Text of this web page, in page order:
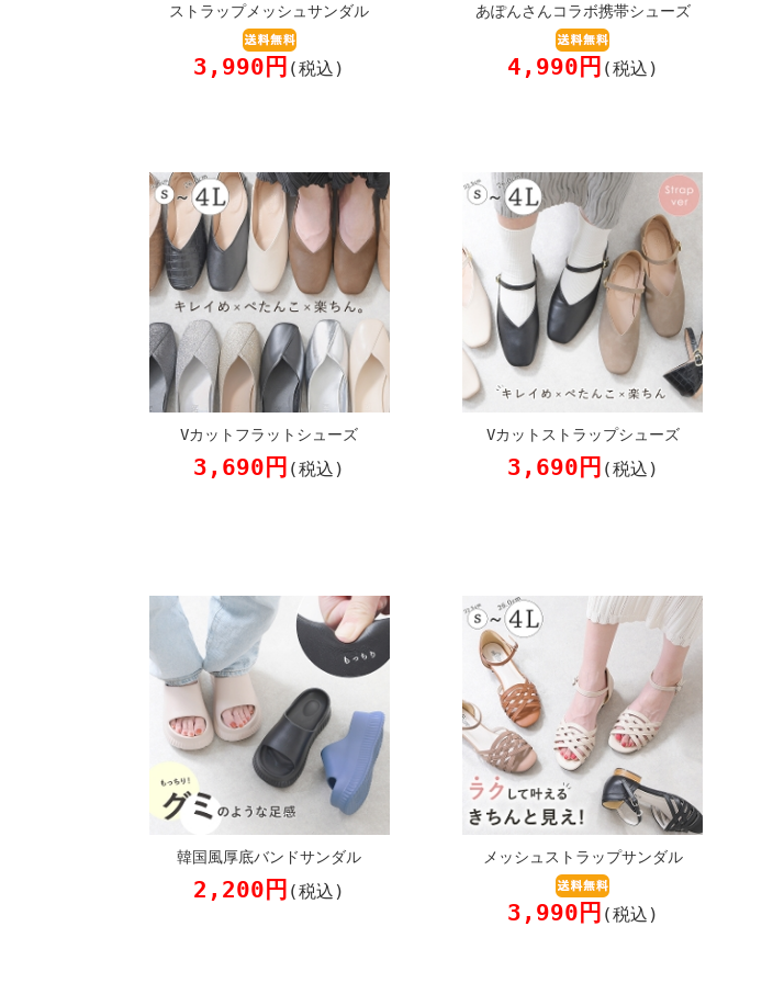
ストラップメッシュサンダル
3,990円 (税込)
あぽんさんコラボ携帯シューズ
4,990円 (税込)
Vカットフラットシューズ
3,690円 (税込)
Vカットストラップシューズ
3,690円 (税込)
韓国風厚底バンドサンダル
2,200円 (税込)
メッシュストラップサンダル
3,990円 (税込)